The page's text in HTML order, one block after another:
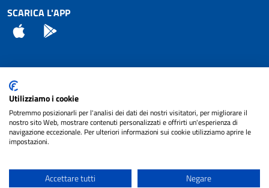
SCARICA L'APP
App Store
Attuazione Misure PNRR
Piano di miglioramento del sito
Note legali
cura diNET SMART
Utilizziamo i cookie
Potremmo posizionarli per l'analisi dei dati dei nostri visitatori, per migliorare il
nostro sito Web, mostrare contenuti personalizzati e offrirti un'esperienza di
navigazione eccezionale. Per ulteriori informazioni sui cookie utilizziamo aprire le
impostazioni.
Accettare tutti Negare